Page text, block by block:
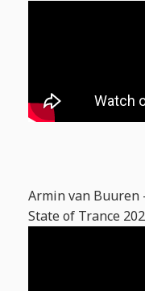
Armin van Buuren
State of Trance